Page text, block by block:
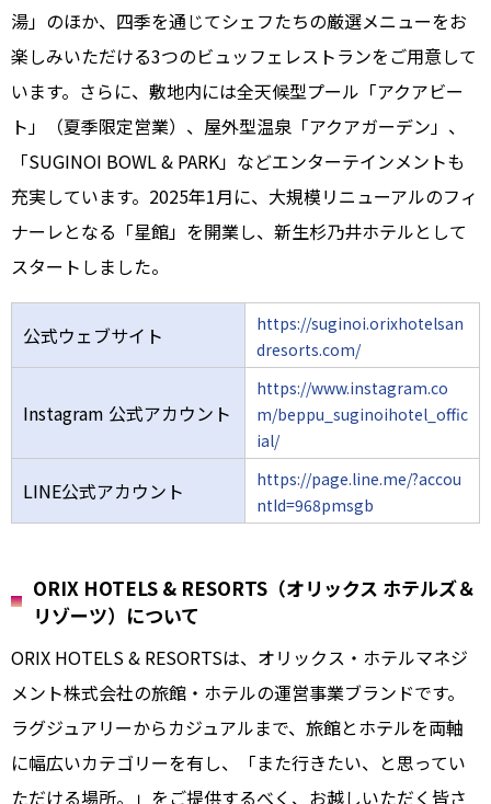
湯」のほか、四季を通じてシェフたちの厳選メニューをお
楽しみいただける3つのビュッフェレストランをご用意して
います。さらに、敷地内には全天候型プール「アクアビー
ト」（夏季限定営業）、屋外型温泉「アクアガーデン」、
「SUGINOI BOWL & PARK」などエンターテインメントも
充実しています。2025年1月に、大規模リニューアルのフィ
ナーレとなる「星館」を開業し、新生杉乃井ホテルとして
スタートしました。
公式ウェブサイト
https://suginoi.orixhotelsan
dresorts.com/
Instagram 公式アカウント
https://www.instagram.co
m/beppu_suginoihotel_offic
ial/
LINE公式アカウント
https://page.line.me/?accou
ntId=968pmsgb
ORIX HOTELS & RESORTS（オリックス ホテルズ＆
リゾーツ）について
ORIX HOTELS & RESORTSは、オリックス・ホテルマネジ
メント株式会社の旅館・ホテルの運営事業ブランドです。
ラグジュアリーからカジュアルまで、旅館とホテルを両軸
に幅広いカテゴリーを有し、「また行きたい、と思ってい
ただける場所。」をご提供するべく、お越しいただく皆さ